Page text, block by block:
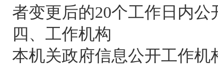
者变更后的20个工作日内公
四、工作机构
本机关政府信息公开工作